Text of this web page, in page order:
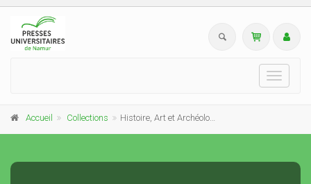
Toggle
Accueil Collections Histoire, Art et Archéologie